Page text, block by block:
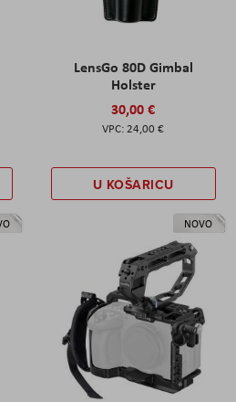
LensGo 80D Gimbal
Holster
30,00 €
24,00 €
U KOŠARICU
NOVO